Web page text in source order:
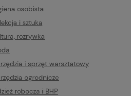
osobista
i sztuka
rozrywka
i sprzęt warsztatowy
ogrodnicze
robocza i BHP